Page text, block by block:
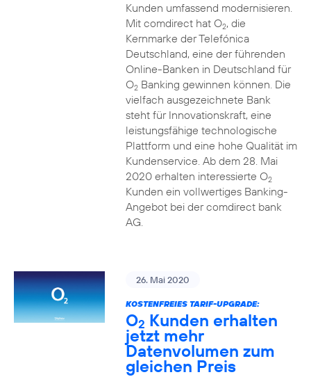
Kunden umfassend modernisieren.
Mit comdirect hat O2, die
Kernmarke der Telefónica
Deutschland, eine der führenden
Online-Banken in Deutschland für
O2Banking gewinnen können. Die
vielfach ausgezeichnete Bank
steht für Innovationskraft, eine
leistungsfähige technologische
Plattform und eine hohe Qualität im
Kundenservice. Ab dem 28. Mai
2020 erhalten interessierte O2
Kunden ein vollwertiges Banking-
Angebot bei der comdirect bank
AG.
26. Mai 2020
KOSTENFREIES TARIF-UPGRADE:
O2 Kunden erhalten
jetzt mehr
Datenvolumen zum
gleichen Preis